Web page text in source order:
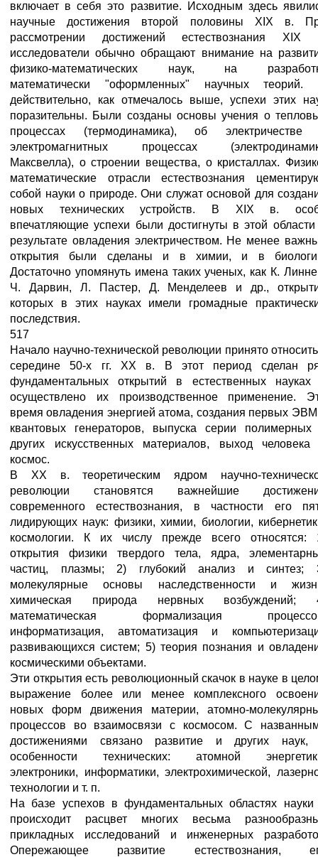
включает в себя это развитие. Исходным здесь
научные достижения второй половины XIX в.
рассмотрении достижений естествознания XIX
исследователи обычно обращают внимание на
физико-математических наук, на
математически "оформленных" научных теорий.
действительно, как отмечалось выше, успехи этих
поразительны. Были созданы основы учения о
процессах (термодинамика), об электричестве
электромагнитных процессах
Максвелла), о строении вещества, о кристаллах.
математические отрасли естествознания
собой науки о природе. Они служат основой для
новых технических устройств. В XIX в.
впечатляющие успехи были достигнуты в этой
результате овладения электричеством. Не менее
открытия были сделаны и в химии, и в
Достаточно упомянуть имена таких ученых, как К.
Ч. Дарвин, Л. Пастер, Д. Менделеев и др.,
которых в этих науках имели громадные
последствия.
517
Начало научно-технической революции принято
середине 50-х гг. XX в. В этот период сделан
фундаментальных открытий в естественных
осуществлено их производственное применение.
время овладения энергией атома, создания первых
квантовых генераторов, выпуска серии
других искусственных материалов, выход
космос.
В XX в. теоретическим ядром научно-
революции становятся важнейшие
современного естествознания, в частности его
лидирующих наук: физики, химии, биологии,
космологии. К их числу прежде всего относятся:
открытия физики твердого тела, ядра,
частиц, плазмы; 2) глубокий анализ и синтез;
молекулярные основы наследственности и
химическая природа нервных возбуждений;
математическая формализация
информатизация, автоматизация и
развивающихся систем; 5) теория познания и
космическими объектами.
Эти открытия есть революционный скачок в науке в
выражение более или менее комплексного
новых форм движения материи, атомно-
процессов во взаимосвязи с космосом. С
достижениями связано развитие и других наук,
особенности технических: атомной
электроники, информатики, электрохимической,
технологии и т. п.
На базе успехов в фундаментальных областях
происходит расцвет многих весьма
прикладных исследований и инженерных
Опережающее развитие естествознания,